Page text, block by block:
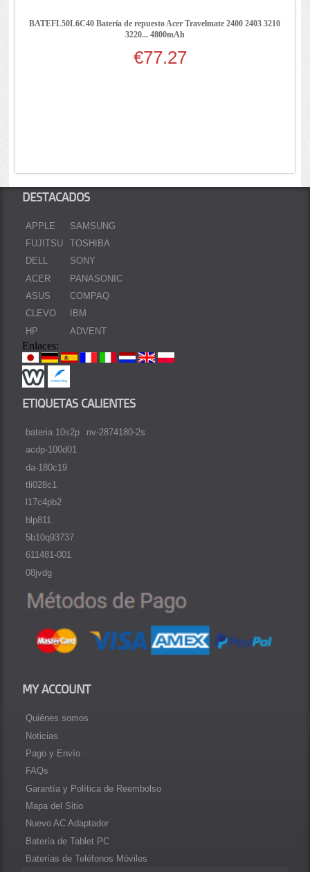
BATEFL50L6C40 Batería de repuesto Acer Travelmate 2400 2403 3210
3220... 4800mAh
€77.27
DESTACADOS
APPLE
FUJITSU
DELL
ACER
ASUS
CLEVO
HP
SAMSUNG
TOSHIBA
SONY
PANASONIC
COMPAQ
IBM
ADVENT
Enlaces:
ETIQUETAS CALIENTES
bateria 10s2p
acdp-100d01
da-180c19
tli028c1
l17c4pb2
blp811
5b10q93737
611481-001
08jvdg
nv-2874180-2s
MY ACCOUNT
Quiénes somos
Noticias
Pago y Envío
FAQs
Garantía y Política de Reembolso
Mapa del Sitio
Nuevo AC Adaptador
Batería de Tablet PC
Baterías de Teléfonos Móviles